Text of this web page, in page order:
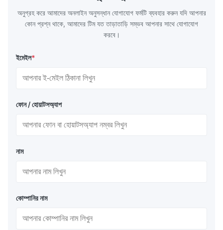
Q235,
অনুগ্রহ করে আমাদের অনলাইন অনুসন্ধান যোগাযোগ ফর্মটি ব্যবহার করুন যদি আপনার
কোন প্রশ্ন থাকে, আমাদের টিম যত তাড়াতাড়ি সম্ভব আপনার সাথে যোগাযোগ
করবে।
ইমেইল*
ফোন / হোয়াটসঅ্যাপ
নাম
কোম্পানির নাম